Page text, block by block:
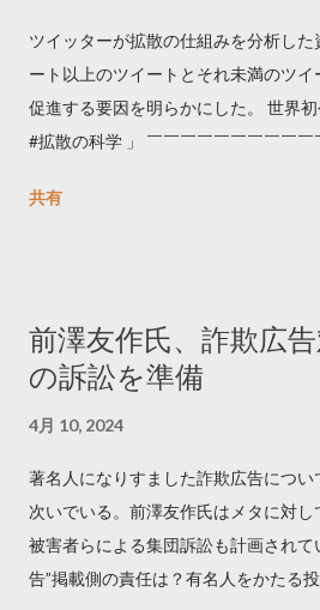
ツイッターが拡散の仕組みを分析し
ート以上のツイートとそれ未満のツ
促進する要因を明らかにした。 世界
#拡散の科学 」 ￣￣￣￣￣￣￣￣￣
学しました。 ー バズの目安は1300リ
トするのか？ https://
共有
前澤友作氏、詐欺広
の訴訟を準備
4月 10, 2024
著名人になりすました詐欺広告につ
次いでいる。前澤友作氏はメタに対し
被害者らによる集団訴訟も計画されて
告”掲載側の責任は？有名人をかたる